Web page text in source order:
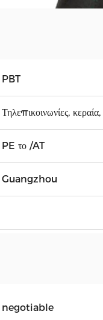
PBT
Τηλεπικοινωνίες,
PE το /AT
Guangzhou
negotiable